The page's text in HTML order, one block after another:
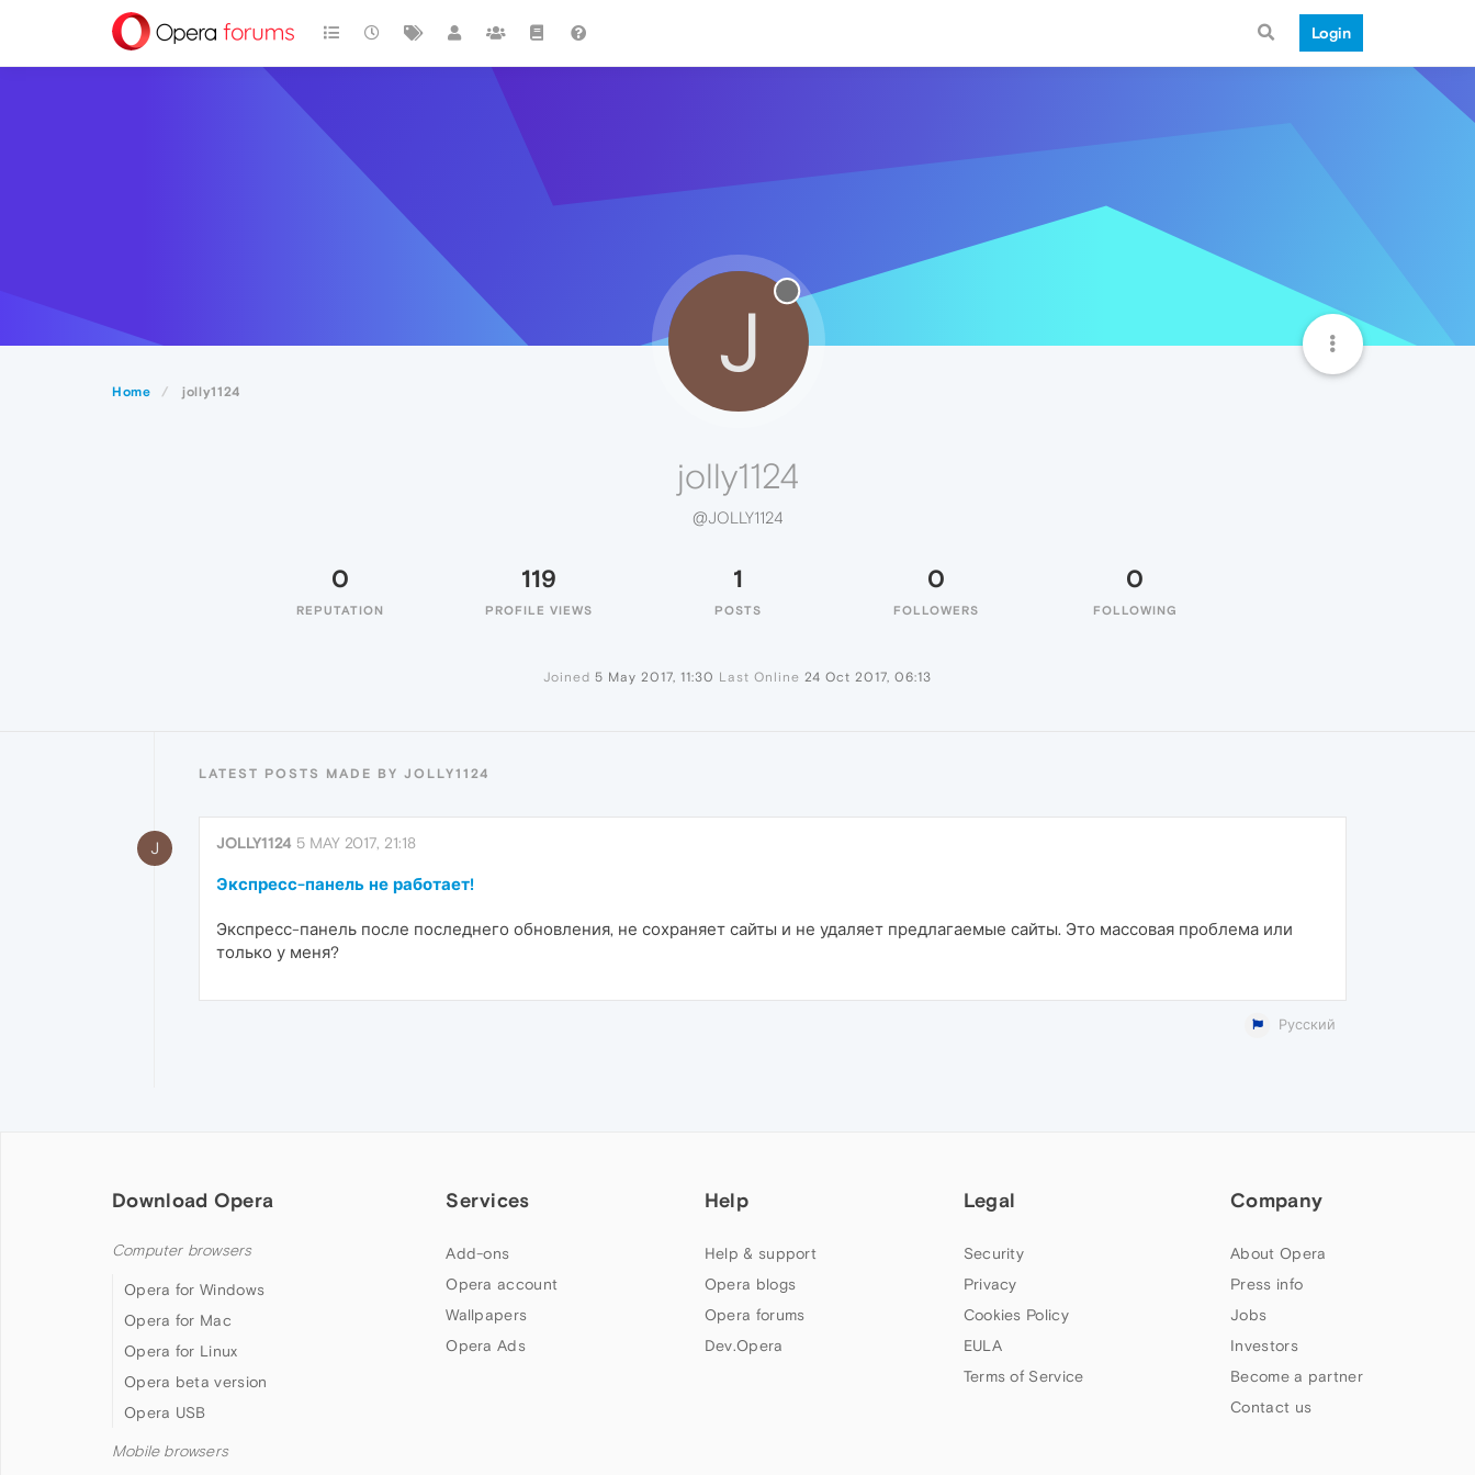
Login
Home jolly1124
J
jolly1124
@JOLLY1124
0
REPUTATION
119
PROFILE VIEWS
1
POSTS
0
FOLLOWERS
0
FOLLOWING
Joined 5 May 2017, 11:30 Last Online 24 Oct 2017, 06:13
LATEST POSTS MADE BY JOLLY1124
J JOLLY1124 5 MAY 2017, 21:18
Экспресс-панель не работает!
Экспресс-панель после последнего обновления, не сохраняет сайты и не удаляет предлагаемые сайты. Это массовая проблема или
только у меня?
Русский
Download Opera
Computer browsers
Opera for Windows
Opera for Mac
Opera for Linux
Opera beta version
Opera USB
Mobile browsers
Services
Add-ons
Opera account
Wallpapers
Opera Ads
Help
Help & support
Opera blogs
Opera forums
Dev.Opera
Legal
Security
Privacy
Cookies Policy
EULA
Terms of Service
Company
About Opera
Press info
Jobs
Investors
Become a partner
Contact us